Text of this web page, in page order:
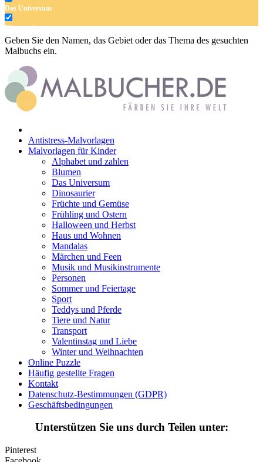
Das Universum
Dinosaurier
Früchte und Gemüse
Frühling und Ostern
Halloween und Herbst
Haus und Wohnen
Märchen und Feen
Musik und Musikinstrumente
Sommer und Feiertage
Teddys und Pferde
Tiere und Natur
Valentinstag und Liebe
Winter und Weihnachten
Unkategorisiert
Geben Sie den Namen, das Gebiet oder das Thema des gesuchten
Malbuchs ein.
Antistress-Malvorlagen
Malvorlagen für Kinder
Alphabet und zahlen
Blumen
Das Universum
Dinosaurier
Früchte und Gemüse
Frühling und Ostern
Halloween und Herbst
Haus und Wohnen
Mandalas
Märchen und Feen
Musik und Musikinstrumente
Personen
Sommer und Feiertage
Sport
Teddys und Pferde
Tiere und Natur
Transport
Valentinstag und Liebe
Winter und Weihnachten
Online Puzzle
Häufig gestellte Fragen
Kontakt
Datenschutz-Bestimmungen (GDPR)
Geschäftsbedingungen
Unterstützen Sie uns durch Teilen unter:
Pinterest